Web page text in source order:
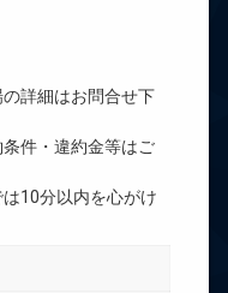
詳細はお問合せ下
件・違約金等はご
10分以内を心がけ